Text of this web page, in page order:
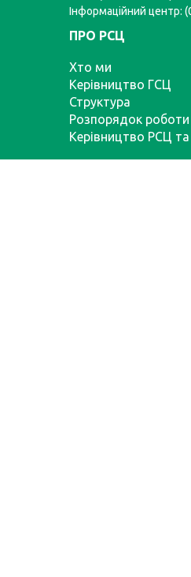
Інформаційний центр:
ПРО РСЦ
Хто ми
Керівництво ГСЦ
Структура
Розпорядок роботи
Керівництво РСЦ